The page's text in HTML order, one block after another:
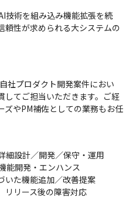
術を組み込み機能拡張を続
頼性が求められる大システムの
社プロダクト開発案件におい
してご担当いただきます。ご経
ズやPM補佐としての業務もお任
細設計／開発／保守・運用
能開発・エンハンス
いた機能追加／改善提案
リリース後の障害対応